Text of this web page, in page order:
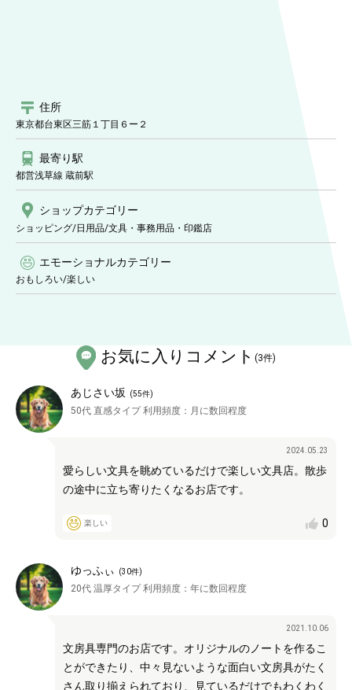
住所
東京都台東区三筋１丁目６ー２
最寄り駅
都営浅草線 蔵前駅
ショップカテゴリー
ショッピング/日用品/文具・事務用品・印鑑店
エモーショナルカテゴリー
おもしろい/楽しい
お気に入りコメント (3件)
あじさい坂 (55件)
50代 直感タイプ利用頻度： 月に数回程度
2024.05.23
愛らしい文具を眺めているだけで楽しい文具店。散歩
の途中に立ち寄りたくなるお店です。
楽しい 0
ゆっふぃ (30件)
20代 温厚タイプ利用頻度： 年に数回程度
2021.10.06
文房具専門のお店です。オリジナルのノートを作るこ
とができたり、中々見ないような面白い文房具がたく
さん取り揃えられており、見ているだけでもわくわく